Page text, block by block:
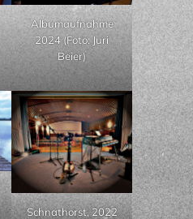
Albumaufnahme
2024 (Foto: Juri
Beier)
Schnathorst, 2022